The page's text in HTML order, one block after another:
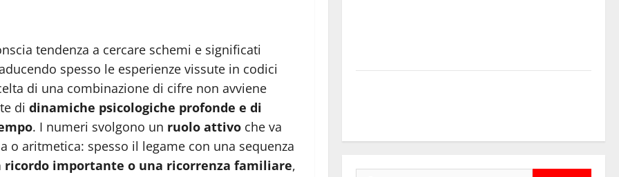
tendenza a cercare schemi e significati
spesso le esperienze vissute in codici
di una combinazione di cifre non avviene
di dinamiche psicologiche profonde e di
. I numeri svolgono un ruolo attivo che va
aritmetica: spesso il legame con una sequenza
ricordo importante o una ricorrenza familiare,